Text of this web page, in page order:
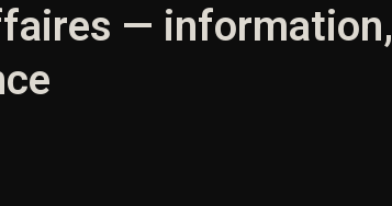
— information,